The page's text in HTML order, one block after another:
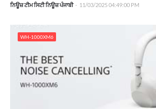
ਨਿਊਜ਼ ਟੀਮ ਸਿਟੀ ਨਿਊਜ਼ ਪੰਜਾਬੀ - 11/03/2025 04:49:00 PM
WH-1000XM6